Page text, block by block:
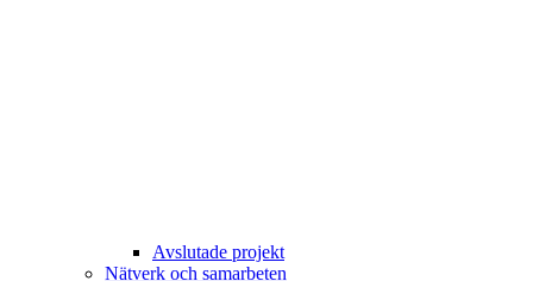
Avslutade projekt
Nätverk och samarbeten